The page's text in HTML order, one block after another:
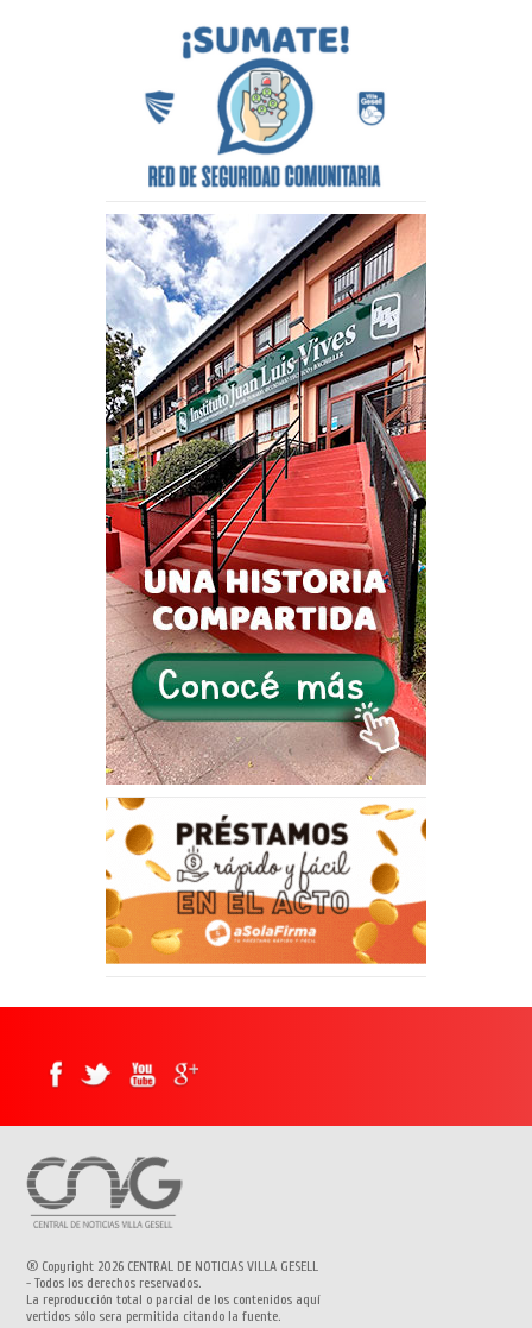
® Copyright 2026 CENTRAL DE NOTICIAS VILLA GESELL
- Todos los derechos reservados.
La reproducción total o parcial de los contenidos aquí
vertidos sólo sera permitida citando la fuente.